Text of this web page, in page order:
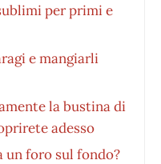
per primi e
e mangiarli
la bustina di
adesso
un foro sul fondo?